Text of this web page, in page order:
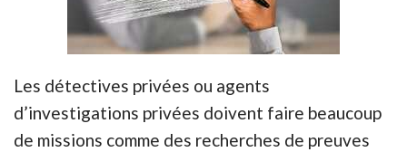
Les détectives privées ou agents
d’investigations privées doivent faire beaucoup
de missions comme des recherches de preuves